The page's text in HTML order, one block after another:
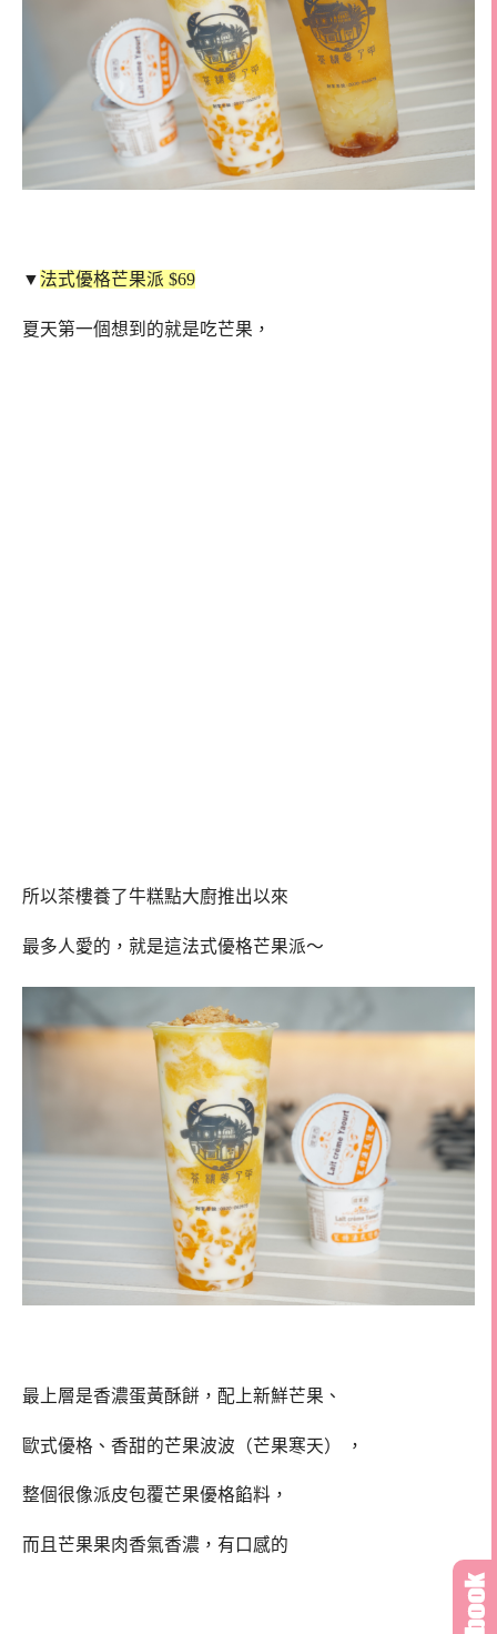
▼法式優格芒果派 $69
夏天第一個想到的就是吃芒果，
所以茶樓養了牛糕點大廚推出以來
最多人愛的，就是這法式優格芒果派～
最上層是香濃蛋黃酥餅，配上新鮮芒果、
歐式優格、香甜的芒果波波（芒果寒天） ，
整個很像派皮包覆芒果優格餡料，
而且芒果果肉香氣香濃，有口感的